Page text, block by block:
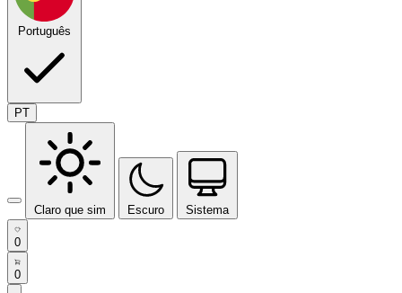
Português
PT
Claro que sim Escuro Sistema
0
0